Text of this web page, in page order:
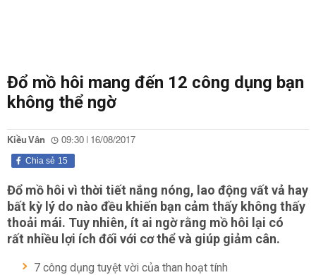
Đổ mồ hôi mang đến 12 công dụng bạn
không thể ngờ
Kiều Vân 09:30 | 16/08/2017
15
Chia sẻ
Đổ mồ hôi vì thời tiết nắng nóng, lao động vất vả hay
bất kỳ lý do nào đều khiến bạn cảm thấy không thấy
thoải mái. Tuy nhiên, ít ai ngờ rằng mồ hôi lại có
rất nhiều lợi ích đối với cơ thể và giúp giảm cân.
7 công dụng tuyệt vời của than hoạt tính